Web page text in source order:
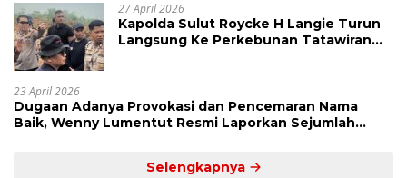
27 April 2026
Kapolda Sulut Roycke H Langie Turun
Langsung Ke Perkebunan Tatawiran
23 April 2026
Dugaan Adanya Provokasi dan Pencemaran Nama
Baik, Wenny Lumentut Resmi Laporkan Sejumlah
Selengkapnya